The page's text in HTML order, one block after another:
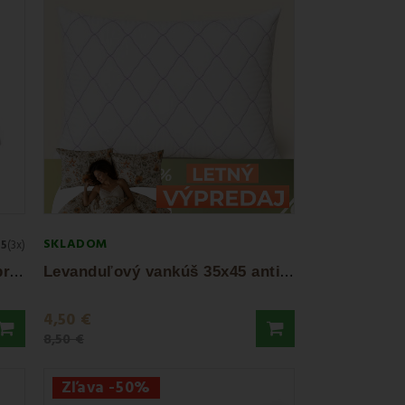
5(3x)
V
ankúš 35 x 45 antialergický prešívaný EMI...
SKLADOM
L
evanduľový vankúš 35x45 antialergický...
4,50 €
Zľava -50%